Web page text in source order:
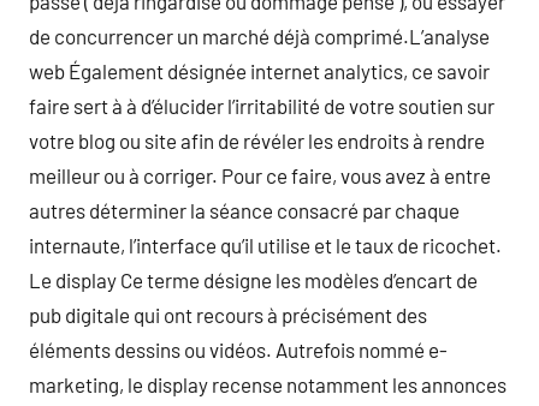
de concurrencer un marché déjà comprimé.L’analyse
web Également désignée internet analytics, ce savoir
faire sert à à d’élucider l’irritabilité de votre soutien sur
votre blog ou site afin de révéler les endroits à rendre
meilleur ou à corriger. Pour ce faire, vous avez à entre
autres déterminer la séance consacré par chaque
internaute, l’interface qu’il utilise et le taux de ricochet.
Le display Ce terme désigne les modèles d’encart de
pub digitale qui ont recours à précisément des
éléments dessins ou vidéos. Autrefois nommé e-
marketing, le display recense notamment les annonces